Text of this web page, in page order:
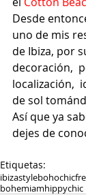
Desde
uno de mis
de Ibiza, por
decoración,
localización,
de sol
Así que ya
dejes de
Etiquetas:
ibizastylebohochic
bohemiamhippychic